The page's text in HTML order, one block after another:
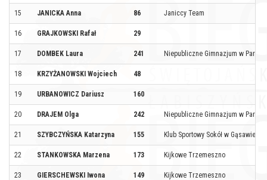
15 JANICKA Anna 86 Janiccy Team
16 GRAJKOWSKI Rafał 29
17 DOMBEK Laura 241 Niepubliczne Gimnazjum w Parlinie
18 KRZYŻANOWSKI Wojciech 48
19 URBANOWICZ Dariusz 160
20 DRAJEM Olga 242 Niepubliczne Gimnazjum w Parlinie
21 SZYBCZYŃSKA Katarzyna 155 Klub Sportowy Sokół w Gąsawie
22 STANKOWSKA Marzena 173 Kijkowe Trzemeszno
23 GIERSCHEWSKI Iwona 149 Kijkowe Trzemeszno